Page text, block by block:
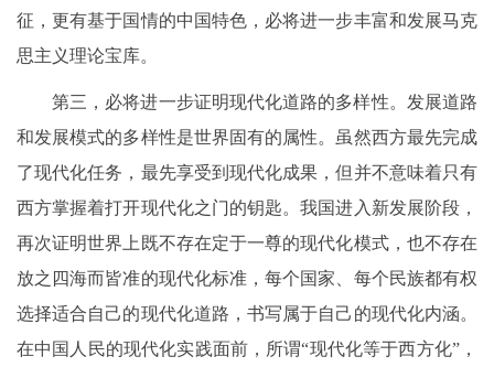
征，更有基于国情的中国特色，必将进一步丰富和发展马克
思主义理论宝库。
第三，必将进一步证明现代化道路的多样性。发展道路
和发展模式的多样性是世界固有的属性。虽然西方最先完成
了现代化任务，最先享受到现代化成果，但并不意味着只有
西方掌握着打开现代化之门的钥匙。我国进入新发展阶段，
再次证明世界上既不存在定于一尊的现代化模式，也不存在
放之四海而皆准的现代化标准，每个国家、每个民族都有权
选择适合自己的现代化道路，书写属于自己的现代化内涵。
在中国人民的现代化实践面前，所谓“现代化等于西方化”，